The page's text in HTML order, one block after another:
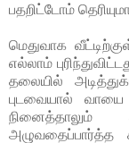
பதறிட்டோம்
மெதுவாக
எல்லாம்
தலையில்
புடவையால்
நினைத்தாலும்
அழுவதைப்பார்த்த